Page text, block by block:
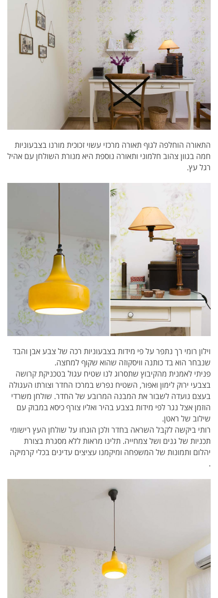
התאורה הוחלפה לגוף תאורה מרכזי עשוי זכוכית מורנו בצבעוניות
חמה בגוון צהוב חלמוני ותאורה נוספת היא מנורת השולחן עם אהיל
רגל עץ.
וילון רומי רך נתפר על פי מידות בצבעוניות רכה של צבע אבן והבד
שנבחר הוא בד כותנה וויסקוזה שהוא שקוף למחצה.
פניתי לאמנית מהקיבוץ שתסרוג לנו שטיח עגול בטכניקת קרושה
בצבעי ירוק לימון ואפור, השטיח נפרש במרכז החדר וצורתו העגולה
בעצם נועדה לשבור את המבנה המרובע של החדר. שולחן משרדי
הוזמן אצל נגר לפי מידות בצבע בהיר ואליו צורף כיסא במבוק עם
שילוב של ראטן.
רותי ביקשה לקבל השראה בחדר ולכן הונחו על שולחן העץ רישומי
תכניות של גנים ושל צמחייה. תלינו מראות ללא מסגרת בצורת
יהלום ותמונות של המשפחה ומיקמנו עציצים עדינים בכלי קרמיקה
.